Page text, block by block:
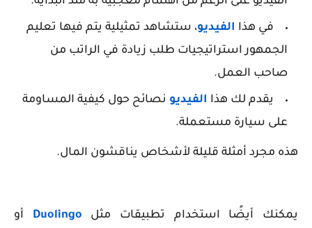
في هذا الفيديو، ستشاهد تمثيلية يتم فيها تعليم
الجمهور استراتيجيات طلب زيادة في الراتب من
صاحب العمل.
يقدم لك هذا الفيديو نصائح حول كيفية المساومة
على سيارة مستعملة.
هذه مجرد أمثلة قليلة لأشخاص يناقشون المال.
يمكنك أيضًا استخدام تطبيقات مثل Duolingo
أو